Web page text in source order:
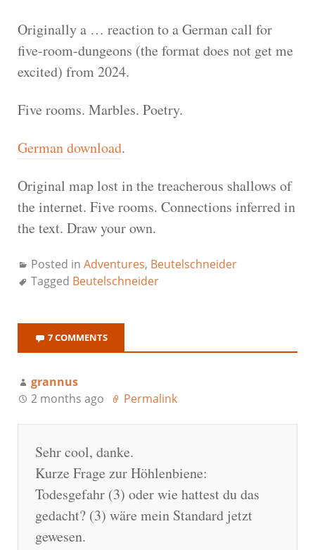
Originally a … reaction to a German call for
five-room-dungeons (the format does not get me
excited) from 2024.
Five rooms. Marbles. Poetry.
German download.
Original map lost in the treacherous shallows of
the internet. Five rooms. Connections inferred in
the text. Draw your own.
Posted in Adventures, Beutelschneider
Tagged Beutelschneider
7 COMMENTS
grannus
2 months ago
Permalink
Sehr cool, danke.
Kurze Frage zur Höhlenbiene:
Todesgefahr (3) oder wie hattest du das
gedacht? (3) wäre mein Standard jetzt
gewesen.